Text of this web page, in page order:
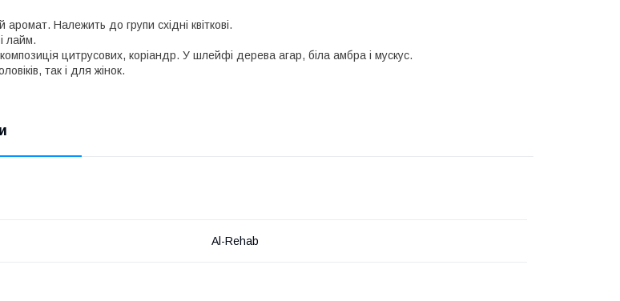
Належить до групи східні квіткові.
лайм.
цитрусових, коріандр. У шлейфі дерева агар, біла амбра і мускус.
так і для жінок.
Al-Rehab